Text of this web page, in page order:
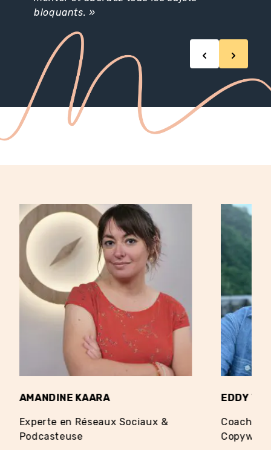
bloquants. »
AMANDINE KAARA
Experte en Réseaux Sociaux &
Podcasteuse
EDDY
Coach